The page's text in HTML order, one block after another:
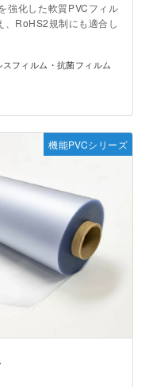
強化した軟質PVCフィル
、RoHS2規制にも適合し
フィルム・抗菌フィルム
機能PVCシリーズ